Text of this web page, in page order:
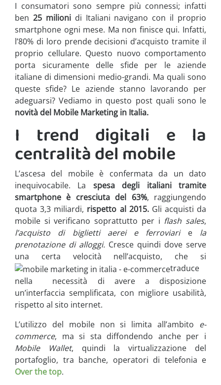
I consumatori sono sempre più connessi; infatti
ben 25 milionidi Italiani navigano con il proprio
smartphone ogni mese. Ma non finisce qui. Infatti,
l’80% di loro prende decisioni d’acquisto tramite il
proprio cellulare. Questo nuovo comportamento
porta sicuramente delle sfide per le aziende
italiane di dimensioni medio-grandi. Ma quali sono
queste sfide? Le aziende stanno lavorando per
adeguarsi? Vediamo in questo post quali sono le
novità del Mobile Marketing in Italia.
I trend digitali e la
centralità del mobile
L’ascesa del mobile è confermata da un dato
inequivocabile. La spesa degli italiani tramite
smartphone è cresciuta del 63%, raggiungendo
quota 3,3 miliardi, rispetto al 2015. Gli acquisti da
mobile si verificano soprattutto per i flash sales,
l’acquisto di biglietti aerei e ferroviarie la
prenotazione di alloggi. Cresce quindi dove serve
una certa velocità nell’acquisto, che si
traduce
nella necessità di avere a disposizione
un’interfaccia semplificata, con migliore usabilità,
rispetto al sito internet.
L’utilizzo del mobile non si limita all’ambito e-
commerce, ma si sta diffondendo anche per i
Mobile Wallet, quindi la virtualizzazione del
portafoglio, tra banche, operatori di telefonia e
Over the top.